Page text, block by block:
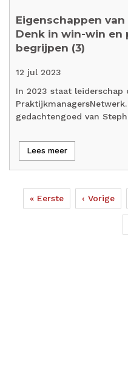
Eigenschappen
Denk in win-win en
begrijpen (3)
12 jul 2023
In 2023 staat leiderschap
gedachtengoed van
Lees meer
Paginering
Eerste
pagina
« Eerste
Vorige
pagina
‹ Vorige